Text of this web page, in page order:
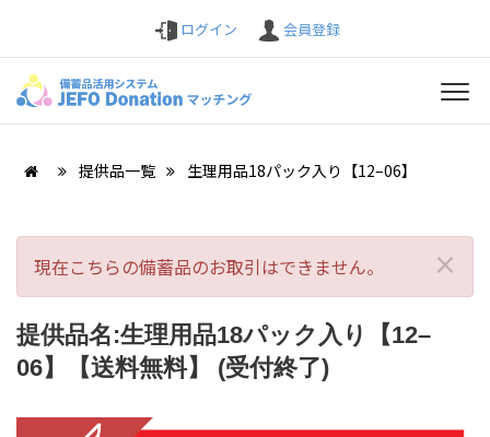
ログイン 会員登録
提供品一覧 生理用品18パック入り【12–06】
×
現在こちらの備蓄品のお取引はできません。
提供品名:生理用品18パック入り【12–
06】【送料無料】 (受付終了)